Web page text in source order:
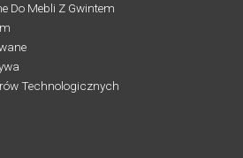
Do Mebli Z Gwintem
Technologicznych